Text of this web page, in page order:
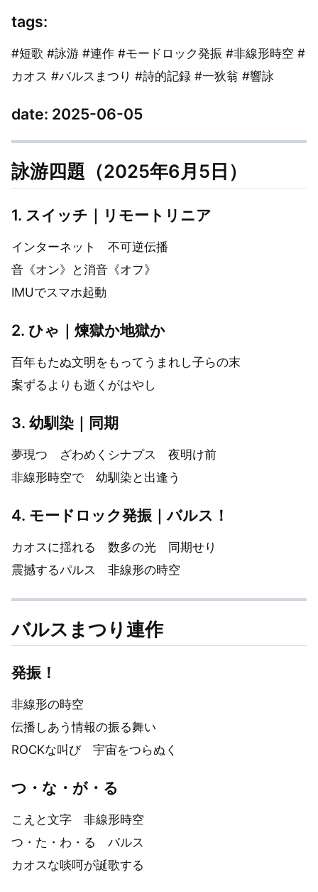
tags:
#短歌 #詠游 #連作 #モードロック発振 #非線形時空 #
カオス #バルスまつり #詩的記録 #一狄翁 #響詠
date: 2025-06-05
詠游四題（2025年6月5日）
1. スイッチ｜リモートリニア
インターネット 不可逆伝播
音《オン》と消音《オフ》
IMUでスマホ起動
2. ひゃ｜煉獄か地獄か
百年もたぬ文明をもってうまれし子らの末
案ずるよりも逝くがはやし
3. 幼馴染｜同期
夢現つ ざわめくシナプス 夜明け前
非線形時空で 幼馴染と出逢う
4. モードロック発振｜バルス！
カオスに揺れる 数多の光 同期せり
震撼するパルス 非線形の時空
バルスまつり連作
発振！
非線形の時空
伝播しあう情報の振る舞い
ROCKな叫び 宇宙をつらぬく
つ・な・が・る
こえと文字 非線形時空
つ・た・わ・る バルス
カオスな啖呵が誕歌する